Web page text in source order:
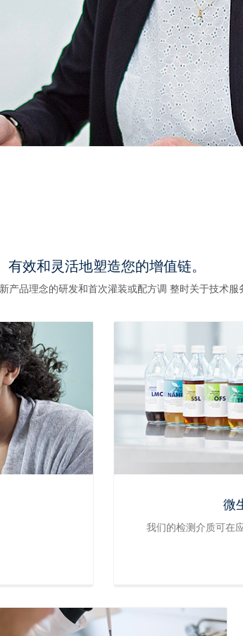
效和灵活地塑造您的增值链。
品理念的研发和首次灌装或配方调 整时关于技术
微
我们的检测介质可在